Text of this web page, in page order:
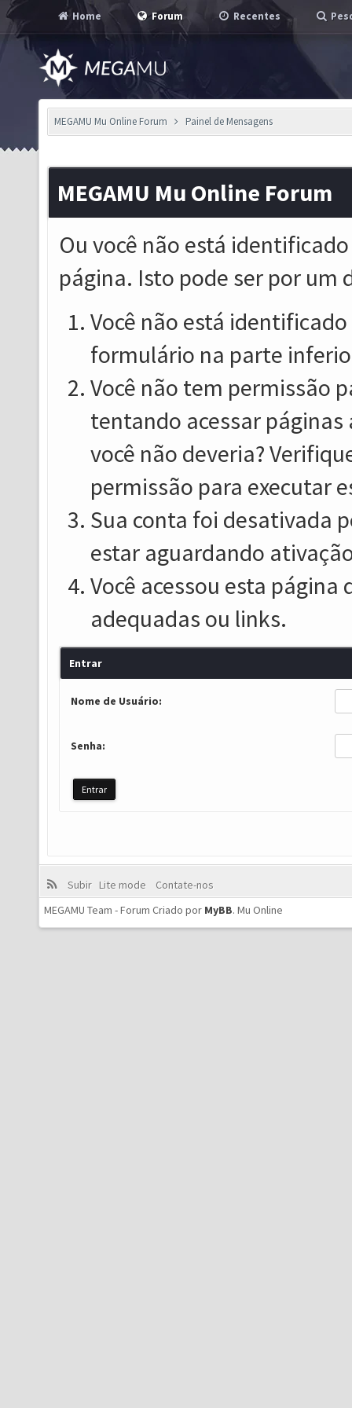
Home Forum Recentes
MEGAMU Mu Online Forum Painel de Mensagens
MEGAMU Mu Online Forum
Ou você não está
página. Isto pode ser por um
Você não está
formulário na parte
Você não tem permissão
tentando acessar
você não deveria?
permissão para executar
Sua conta foi desativada
estar aguardando
Você acessou esta
adequadas ou links.
Entrar
Nome de Usuário:
Senha:
Subir Lite mode
Contate-nos
MEGAMU Team - Forum Criado por MyBB. Mu Online